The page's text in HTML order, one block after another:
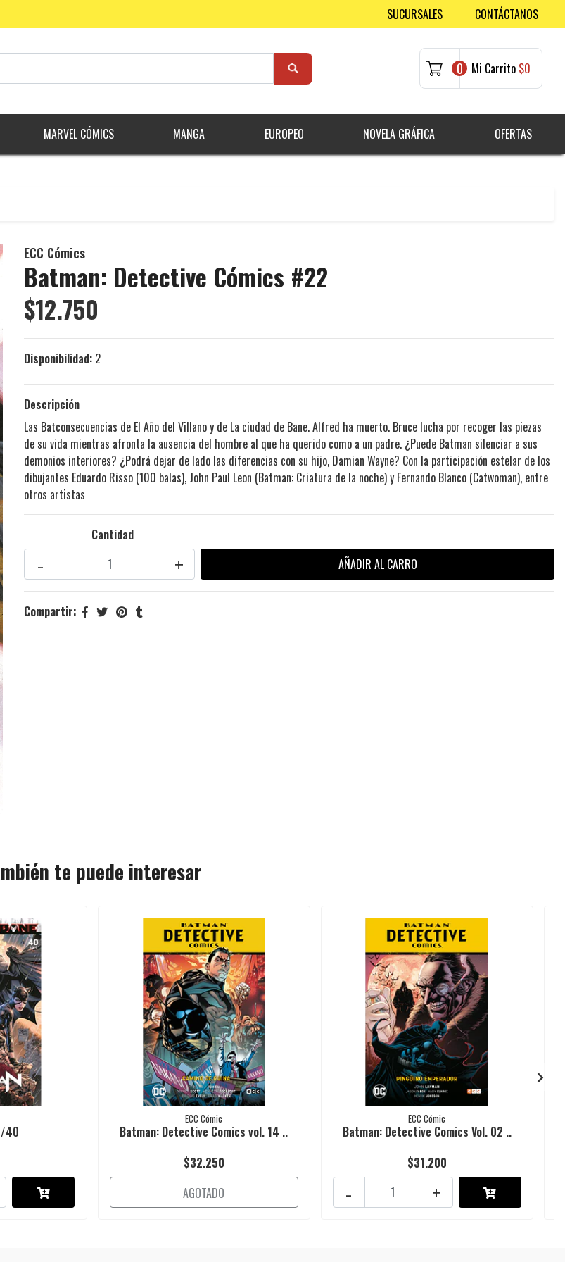
SUCURSALES CONTÁCTANOS
0 Mi Carrito $0
MARVEL CÓMICS MANGA EUROPEO NOVELA GRÁFICA OFERTAS
ECC Cómics
Batman: Detective Cómics #22
$12.750
Disponibilidad: 2
Descripción
Las Batconsecuencias de El Año del Villano y de La ciudad de Bane. Alfred ha muerto. Bruce lucha por recoger las piezas
de su vida mientras afronta la ausencia del hombre al que ha querido como a un padre. ¿Puede Batman silenciar a sus
demonios interiores? ¿Podrá dejar de lado las diferencias con su hijo, Damian Wayne? Con la participación estelar de los
dibujantes Eduardo Risso (100 balas), John Paul Leon (Batman: Criatura de la noche) y Fernando Blanco (Catwoman), entre
otros artistas
Cantidad
+
-
Compartir:
te puede interesar
40
ECC Cómic
Batman: Detective Comics vol. 14 ..
$32.250
AGOTADO
ECC Cómic
Batman: Detective Comics Vol. 02 ..
$31.200
+
-